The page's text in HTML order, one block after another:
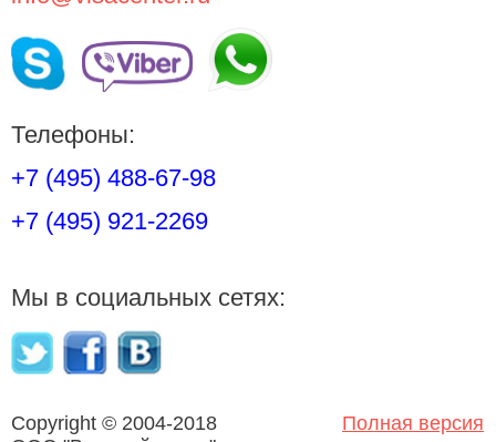
Телефоны:
+7 (495) 488-67-98
+7 (495) 921-2269
Мы в социальных сетях:
Copyright © 2004-2018
Полная версия